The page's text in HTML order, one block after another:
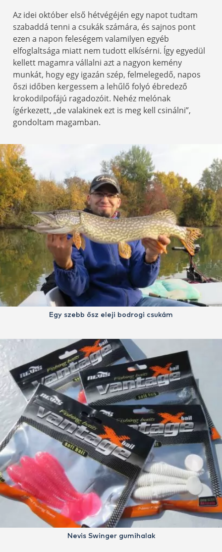
Az idei október első hétvégéjén egy napot tudtam
szabaddá tenni a csukák számára, és sajnos pont
ezen a napon feleségem valamilyen egyéb
elfoglaltsága miatt nem tudott elkísérni. Így egyedül
kellett magamra vállalni azt a nagyon kemény
munkát, hogy egy igazán szép, felmelegedő, napos
őszi időben kergessem a lehűlő folyó ébredező
krokodilpofájú ragadozóit. Nehéz melónak
ígérkezett, „de valakinek ezt is meg kell csinálni”,
gondoltam magamban.
Egy szebb ősz eleji bodrogi csukám
Nevis Swinger gumihalak